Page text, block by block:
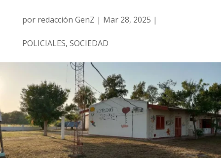
por redacción GenZ | Mar 28, 2025 |
POLICIALES, SOCIEDAD